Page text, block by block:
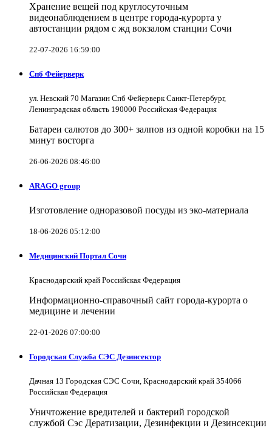
Хранение вещей под круглосуточным
видеонаблюдением в центре города-курорта у
автостанции рядом с жд вокзалом станции Сочи
22-07-2026 16:59:00
Спб Фейерверк
ул. Невский 70 Магазин Спб Фейерверк Санкт-Петербург,
Ленинградская область 190000 Российская Федерация
Батареи салютов до 300+ залпов из одной коробки на 15
минут восторга
26-06-2026 08:46:00
ARAGO group
Изготовление одноразовой посуды из эко-материала
18-06-2026 05:12:00
Медицинский Портал Сочи
Краснодарский край Российская Федерация
Информационно-справочный сайт города-курорта о
медицине и лечении
22-01-2026 07:00:00
Городская Служба СЭС Дезинсектор
Дачная 13 Городская СЭС Сочи, Краснодарский край 354066
Российская Федерация
Уничтожение вредителей и бактерий городской
службой Сэс Дератизации, Дезинфекции и Дезинсекции